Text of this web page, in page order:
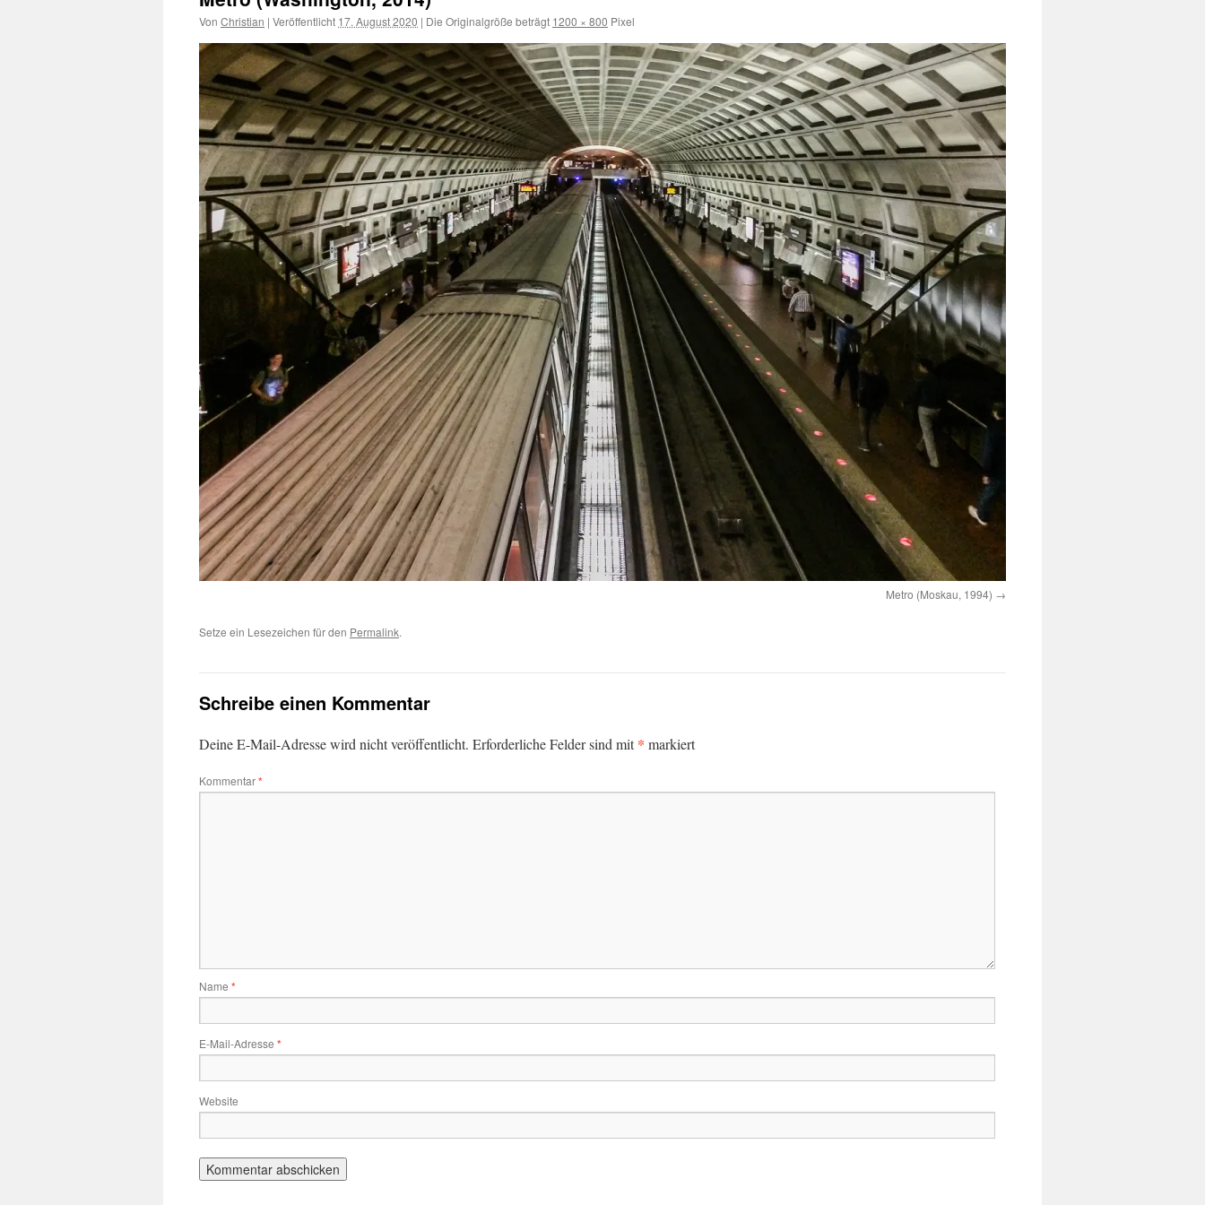
Von Christian | Veröffentlicht 17. August 2020 | Die Originalgröße beträgt 1200 × 800 Pixel
Metro (Moskau, 1994)
Setze ein Lesezeichen für den Permalink.
Schreibe einen Kommentar
Deine E-Mail-Adresse wird nicht veröffentlicht. Erforderliche Felder sind mit* markiert
Kommentar*
Name *
E-Mail-Adresse *
Website